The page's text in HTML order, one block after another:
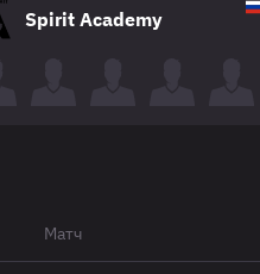
Spirit Academy
Матч